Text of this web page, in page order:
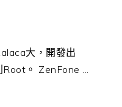
大，開發出
。 ZenFone ...